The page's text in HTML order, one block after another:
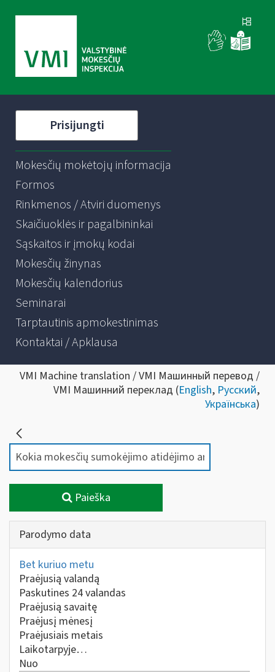
Prisijungti
Mokesčių mokėtojų informacija
Formos
Rinkmenos / Atviri duomenys
Skaičiuoklės ir pagalbininkai
Sąskaitos ir įmokų kodai
Mokesčių žinynas
Mokesčių kalendorius
Seminarai
Tarptautinis apmokestinimas
Kontaktai / Apklausa
VMI Machine translation / VMI Машинный перевод /
VMI Машинний переклад (English, Русский,
Українська)
Paieška
Parodymo data
Bet kuriuo metu
Praėjusią valandą
Paskutines 24 valandas
Praėjusią savaitę
Praėjusį mėnesį
Praėjusiais metais
Laikotarpyje…
Nuo